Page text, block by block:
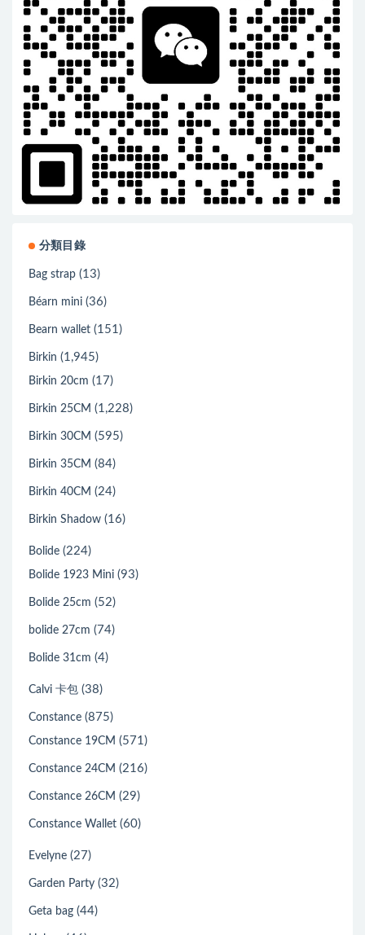
分類目錄
Bag strap (13)
Béarn mini (36)
Bearn wallet (151)
Birkin (1,945)
Birkin 20cm (17)
Birkin 25CM (1,228)
Birkin 30CM (595)
Birkin 35CM (84)
Birkin 40CM (24)
Birkin Shadow (16)
Bolide (224)
Bolide 1923 Mini (93)
Bolide 25cm (52)
bolide 27cm (74)
Bolide 31cm (4)
Calvi 卡包 (38)
Constance (875)
Constance 19CM (571)
Constance 24CM (216)
Constance 26CM (29)
Constance Wallet (60)
Evelyne (27)
Garden Party (32)
Geta bag (44)